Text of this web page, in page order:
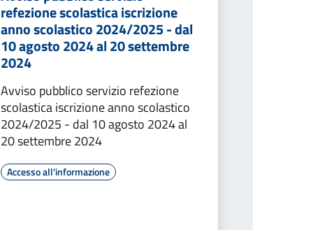
refezione scolastica iscrizione
anno scolastico 2024/2025 - dal
10 agosto 2024 al 20 settembre
2024
Avviso pubblico servizio refezione
scolastica iscrizione anno scolastico
2024/2025 - dal 10 agosto 2024 al
20 settembre 2024
Accesso all'informazione